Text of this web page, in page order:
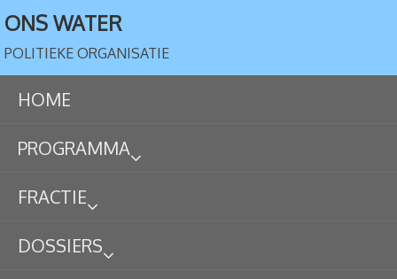
ONS WATER
POLITIEKE ORGANISATIE
HOME
PROGRAMMA
FRACTIE
DOSSIERS